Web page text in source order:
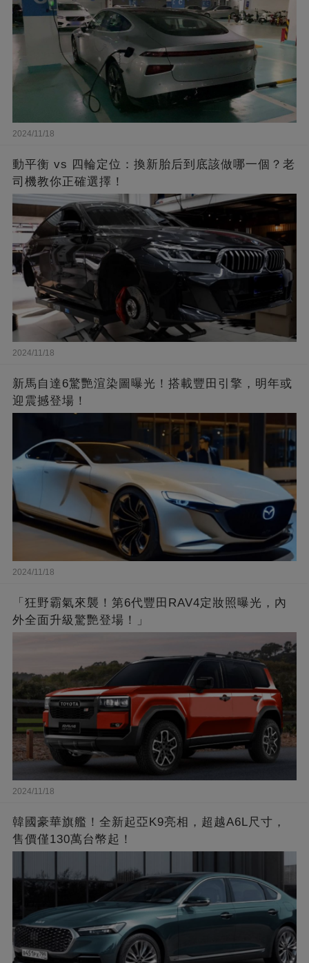
2024/11/18
動平衡 vs 四輪定位：換新胎后到底該做哪一個？老
司機教你正確選擇！
2024/11/18
新馬自達6驚艷渲染圖曝光！搭載豐田引擎，明年或
迎震撼登場！
2024/11/18
「狂野霸氣來襲！第6代豐田RAV4定妝照曝光，內
外全面升級驚艷登場！」
2024/11/18
韓國豪華旗艦！全新起亞K9亮相，超越A6L尺寸，
售價僅130萬台幣起！